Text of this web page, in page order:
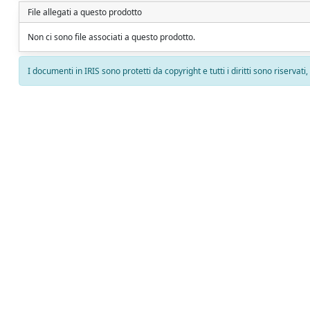
File allegati a questo prodotto
Non ci sono file associati a questo prodotto.
I documenti in IRIS sono protetti da copyright e tutti i diritti sono